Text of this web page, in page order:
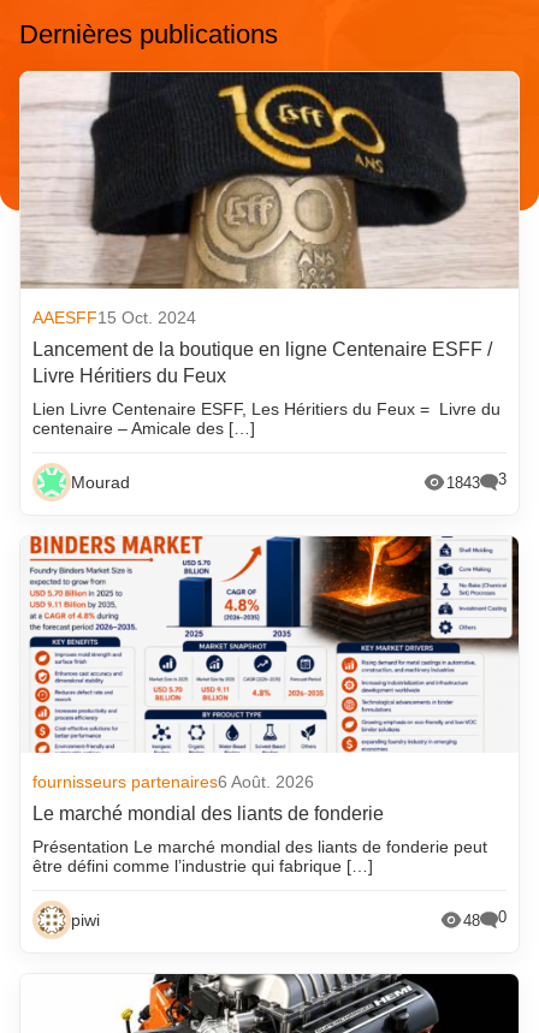
Dernières publications
AAESFF15 Oct. 2024
Lancement de la boutique en ligne Centenaire ESFF /
Livre Héritiers du Feux
Lien Livre Centenaire ESFF, Les Héritiers du Feux = Livre du
centenaire – Amicale des […]
Mourad 1843 3
fournisseurs partenaires6 Août. 2026
Le marché mondial des liants de fonderie
Présentation Le marché mondial des liants de fonderie peut
être défini comme l’industrie qui fabrique […]
piwi 48 0